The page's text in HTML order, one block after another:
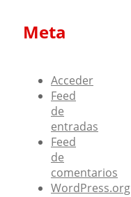
Meta
Acceder
Feed
de
entradas
Feed
de
comentarios
WordPress.org